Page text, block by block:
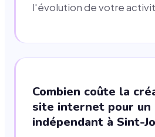
l'évolution de votre
Combien coûte la
site internet pour un
indépendant à Sint-